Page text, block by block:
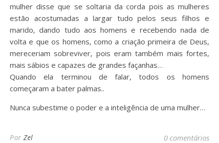
mulher disse que se soltaria da corda pois as mulheres
estão acostumadas a largar tudo pelos seus filhos e
marido, dando tudo aos homens e recebendo nada de
volta e que os homens, como a criação primeira de Deus,
mereceriam sobreviver, pois eram também mais fortes,
mais sábios e capazes de grandes façanhas…
Quando ela terminou de falar, todos os homens
começaram a bater palmas..
Nunca subestime o poder e a inteligência de uma mulher…
Por Zel 0 comentários